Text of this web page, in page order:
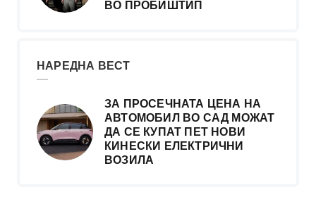
ВО ПРОБИШТИП
НАРЕДНА ВЕСТ
ЗА ПРОСЕЧНАТА ЦЕНА НА
АВТОМОБИЛ ВО САД МОЖАТ
ДА СЕ КУПАТ ПЕТ НОВИ
КИНЕСКИ ЕЛЕКТРИЧНИ
ВОЗИЛА